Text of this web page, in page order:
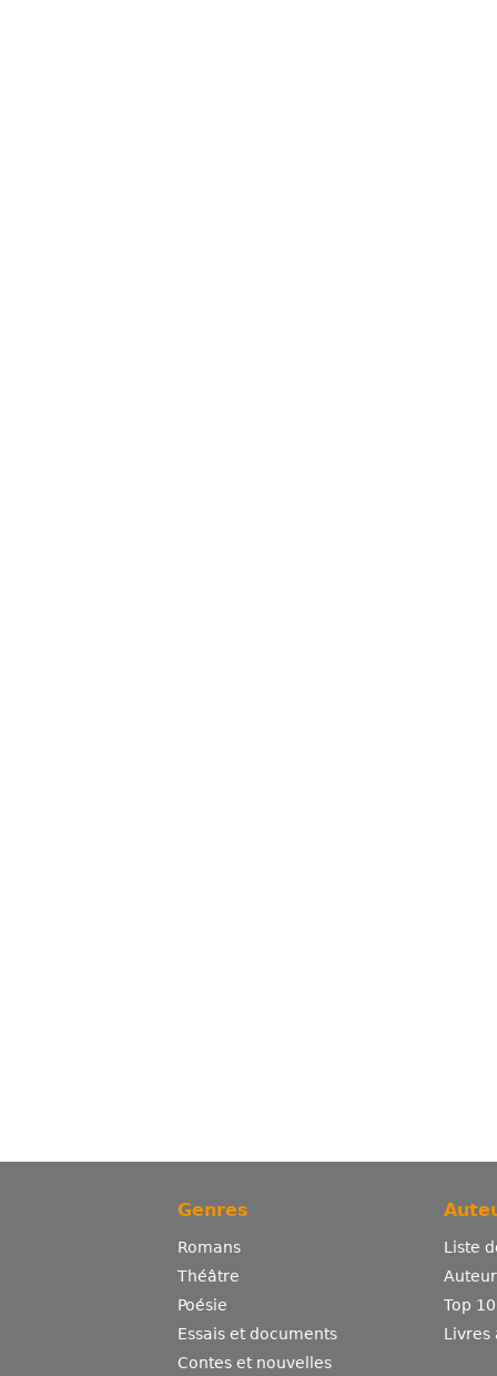
Genres
Romans
Théâtre
Poésie
Essais et documents
Contes et nouvelles
Liste
Top
Livres